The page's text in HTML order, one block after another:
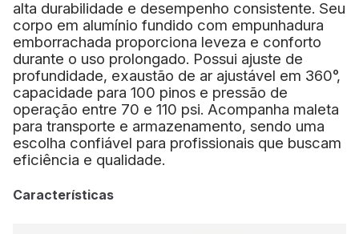
alta durabilidade e desempenho consistente. Seu
corpo em alumínio fundido com empunhadura
emborrachada proporciona leveza e conforto
durante o uso prolongado. Possui ajuste de
profundidade, exaustão de ar ajustável em 360°,
capacidade para 100 pinos e pressão de
operação entre 70 e 110 psi. Acompanha maleta
para transporte e armazenamento, sendo uma
escolha confiável para profissionais que buscam
eficiência e qualidade.
Características